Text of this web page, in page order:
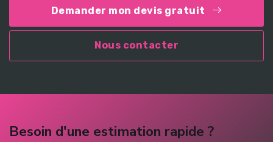
Demander mon devis gratuit
Nous contacter
Besoin d'une estimation rapide ?